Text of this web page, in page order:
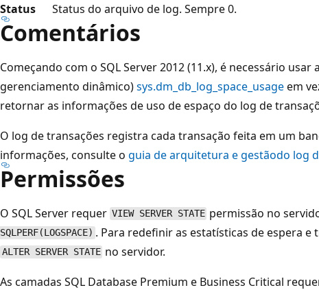
Status Status do arquivo de log. Sempre 0.
Comentários
Começando com o SQL Server 2012 (11.x), é necessário usar
gerenciamento dinâmico)sys.dm_db_log_space_usageem
retornar as informações de uso de espaço do log de
O log de transações registra cada transação feita em um
informações, consulte o guia de arquitetura e gestãodo log
Permissões
O SQL Server requer VIEW SERVER STATE permissão no
SQLPERF(LOGSPACE) . Para redefinir as estatísticas de espera e
ALTER SERVER STATE no servidor.
As camadas SQL Database Premium e Business Critical